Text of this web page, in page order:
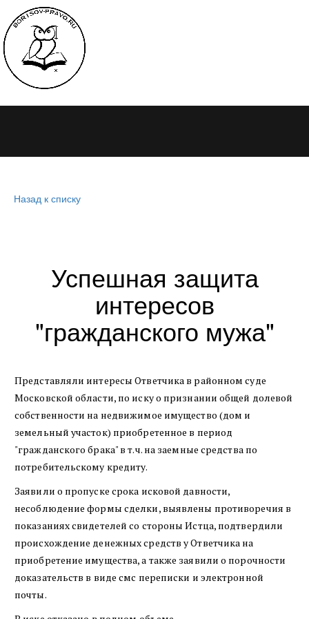
Назад к списку
Успешная защита
интересов
"гражданского мужа"
Представляли интересы Ответчика в районном суде
Московской области, по иску о признании общей долевой
собственности на недвижимое имущество (дом и
земельный участок) приобретенное в период
"гражданского брака" в т.ч. на заемные средства по
потребительскому кредиту.
Заявили о пропуске срока исковой давности,
несоблюдение формы сделки, выявлены противоречия в
показаниях свидетелей со стороны Истца, подтвердили
происхождение денежных средств у Ответчика на
приобретение имущества, а также заявили о порочности
доказательств в виде смс переписки и электронной
почты.